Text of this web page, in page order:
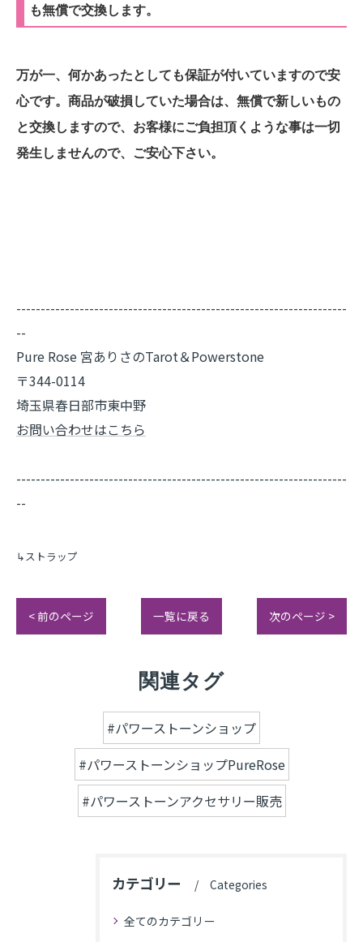
も無償で交換します。
万が一、何かあったとしても保証が付いていますので安
心です。商品が破損していた場合は、無償で新しいもの
と交換しますので、お客様にご負担頂くような事は一切
発生しませんので、ご安心下さい。
--------------------------------------------------------------------
--
Pure Rose 宮ありさのTarot＆Powerstone
〒344-0114
埼玉県春日部市東中野
お問い合わせはこちら
--------------------------------------------------------------------
--
↳ストラップ
< 前のページ 一覧に戻る 次のページ >
関連タグ
#パワーストーンショップ
#パワーストーンショップPureRose
#パワーストーンアクセサリー販売
カテゴリー Categories
全てのカテゴリー